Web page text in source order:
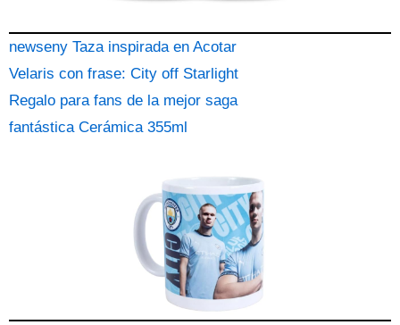
newseny Taza inspirada en Acotar
Velaris con frase: City off Starlight
Regalo para fans de la mejor saga
fantástica Cerámica 355ml